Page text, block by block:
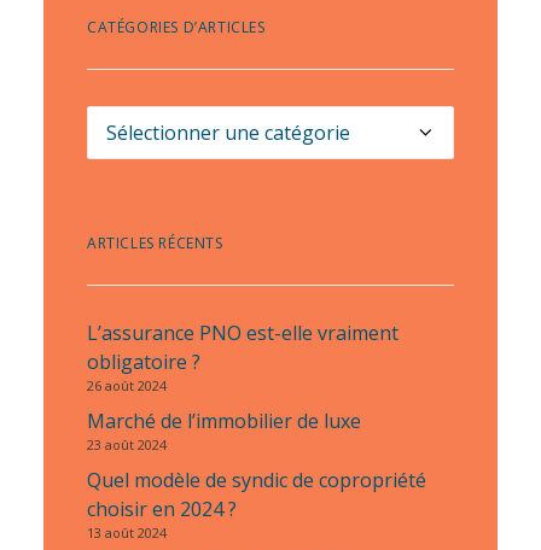
CATÉGORIES D’ARTICLES
Catégories
d’articles
ARTICLES RÉCENTS
L’assurance PNO est-elle vraiment
obligatoire ?
26 août 2024
Marché de l’immobilier de luxe
23 août 2024
Quel modèle de syndic de copropriété
choisir en 2024 ?
13 août 2024